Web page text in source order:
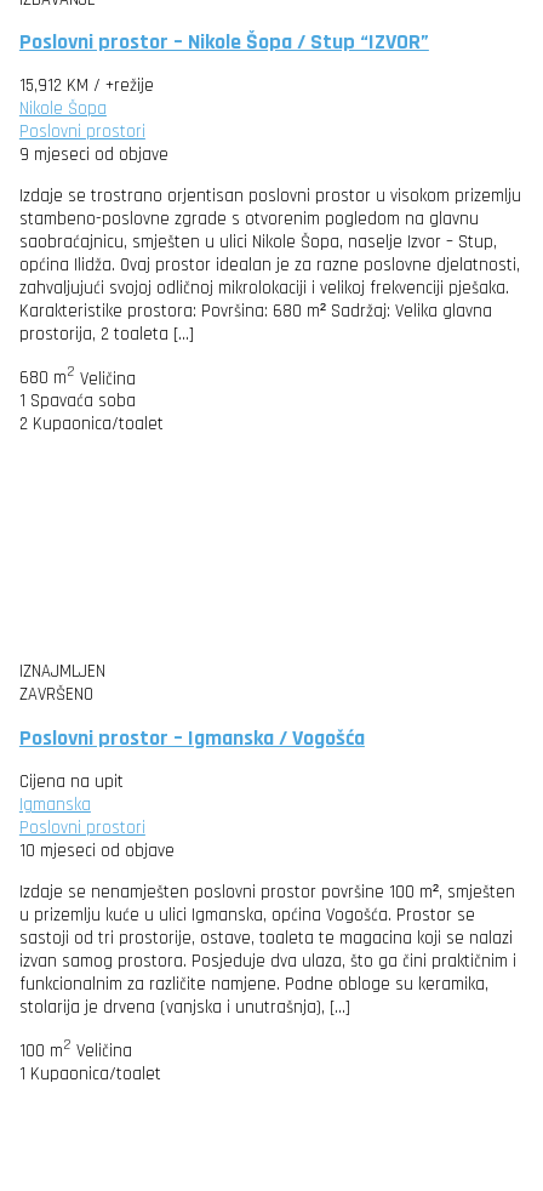
Poslovni prostor – Nikole Šopa / Stup “IZVOR”
15,912 KM / +režije
Nikole Šopa
Poslovni prostori
9 mjeseci od objave
Izdaje se trostrano orjentisan poslovni prostor u visokom prizemlju
stambeno-poslovne zgrade s otvorenim pogledom na glavnu
saobraćajnicu, smješten u ulici Nikole Šopa, naselje Izvor – Stup,
općina Ilidža. Ovaj prostor idealan je za razne poslovne djelatnosti,
zahvaljujući svojoj odličnoj mikrolokaciji i velikoj frekvenciji pješaka.
Karakteristike prostora: Površina: 680 m² Sadržaj: Velika glavna
prostorija, 2 toaleta […]
680 m2 Veličina
1 Spavaća soba
2 Kupaonica/toalet
IZNAJMLJEN
ZAVRŠENO
Poslovni prostor – Igmanska / Vogošća
Cijena na upit
Igmanska
Poslovni prostori
10 mjeseci od objave
Izdaje se nenamješten poslovni prostor površine 100 m², smješten
u prizemlju kuće u ulici Igmanska, općina Vogošća. Prostor se
sastoji od tri prostorije, ostave, toaleta te magacina koji se nalazi
izvan samog prostora. Posjeduje dva ulaza, što ga čini praktičnim i
funkcionalnim za različite namjene. Podne obloge su keramika,
stolarija je drvena (vanjska i unutrašnja), […]
100 m2 Veličina
1 Kupaonica/toalet